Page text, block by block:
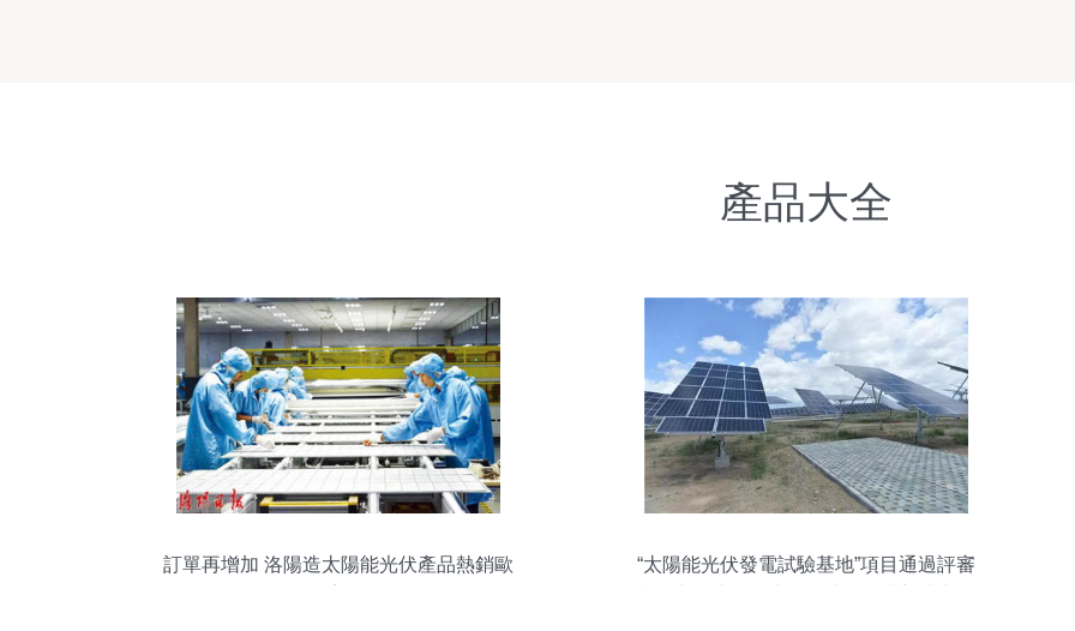
產品大全
訂單再增加 洛陽造太陽能光伏產品熱銷歐
“太陽能光伏發電試驗基地”項目通過評審